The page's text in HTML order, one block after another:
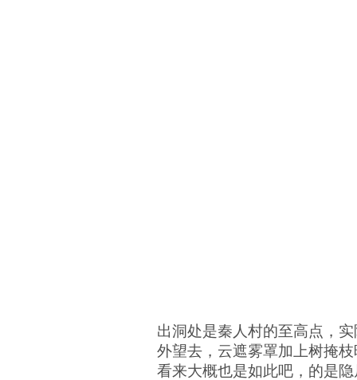
出洞处是秦人村的至高点，
外望去，云遮雾罩加上树掩
看来大概也是如此吧，的是